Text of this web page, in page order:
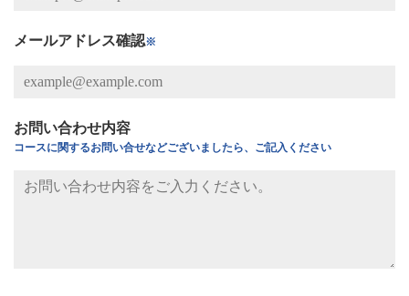
メールアドレス確認※
お問い合わせ内容
コースに関するお問い合せなどございましたら、ご記入ください